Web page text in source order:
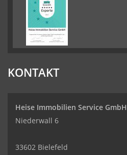
KONTAKT
Heise Immobilien Service GmbH
Niederwall 6
33602 Bielefeld